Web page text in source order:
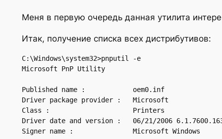
Меня в первую очередь данная утилита
Итак, получение списка всех дистрибутивов:
C:\Windows\system32>pnputil -e
Microsoft PnP Utility
Published name :            oem0.inf
Driver package provider :   Microsoft
Class :                     Printers
Driver date and version :   06/21/2006
Signer name :               Microsoft Windows